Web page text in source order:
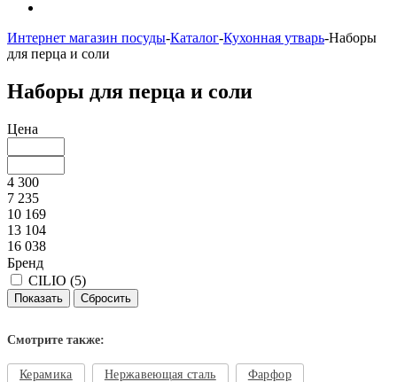
Интернет магазин посуды-Каталог-Кухонная утварь-Наборы
для перца и соли
Наборы для перца и соли
Цена
4 300
7 235
10 169
13 104
16 038
Бренд
CILIO (5)
Смотрите также:
Керамика Нержавеющая сталь Фарфор